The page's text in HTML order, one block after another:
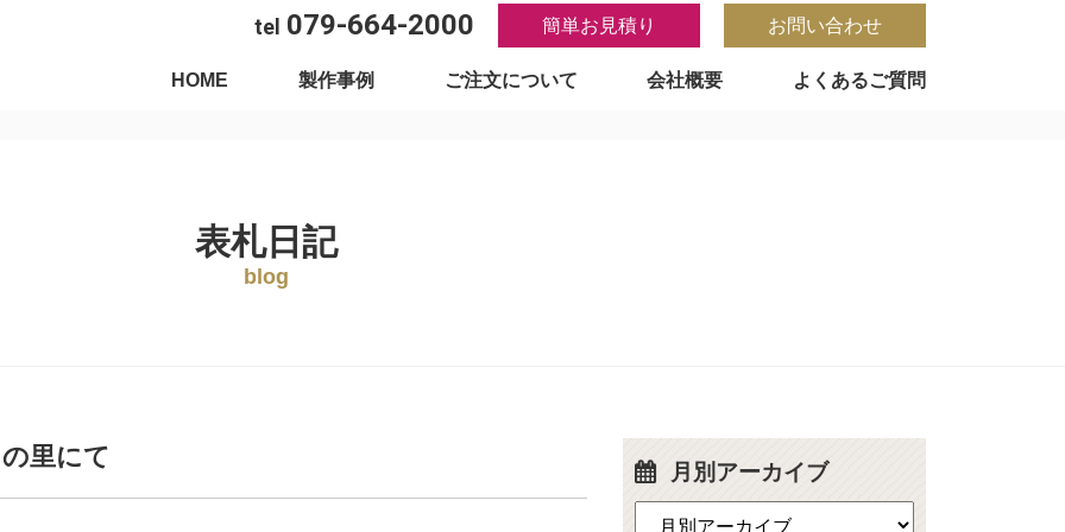
tel 079-664-2000 簡単お見積り お問い合わせ
HOME 製作事例 ご注文について 会社概要 よくあるご質問
表札日記
blog
里にて
月別アーカイブ